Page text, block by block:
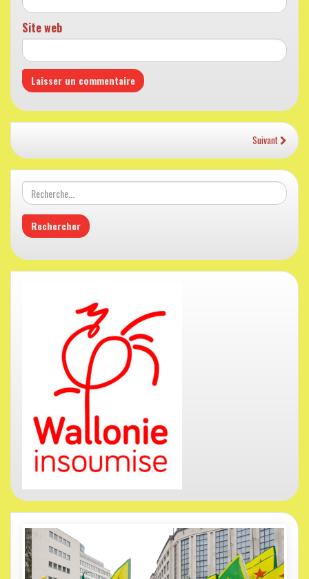
Site web
Suivant